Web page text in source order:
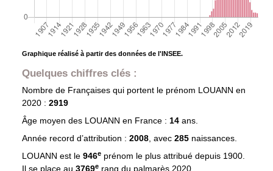
Graphique réalisé à partir des données de l'INSEE.
Quelques chiffres clés :
Nombre de Françaises qui portent le prénom LOUANN en
2020 : 2919
Âge moyen des LOUANN en France : 14 ans.
Année record d’attribution : 2008, avec 285 naissances.
LOUANN est le 946eprénom le plus attribué depuis 1900.
Il se place au 3769e rang du palmarès 2020.